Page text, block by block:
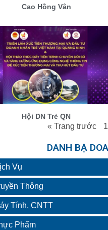
Cao Hồng Vân
Hội DN Trẻ QN
« Trang trước 1
DANH BẠ
Vụ
Thông
Tính, CNTT
Phẩm